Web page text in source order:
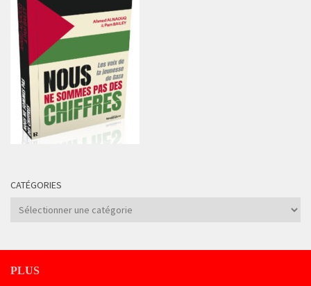
CATÉGORIES
Catégories
PLUS